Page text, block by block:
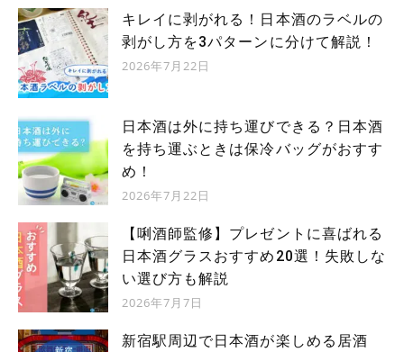
キレイに剥がれる！日本酒のラベルの
剥がし方を3パターンに分けて解説！
2026年7月22日
日本酒は外に持ち運びできる？日本酒
を持ち運ぶときは保冷バッグがおすす
め！
2026年7月22日
【唎酒師監修】プレゼントに喜ばれる
日本酒グラスおすすめ20選！失敗しな
い選び方も解説
2026年7月7日
新宿駅周辺で日本酒が楽しめる居酒